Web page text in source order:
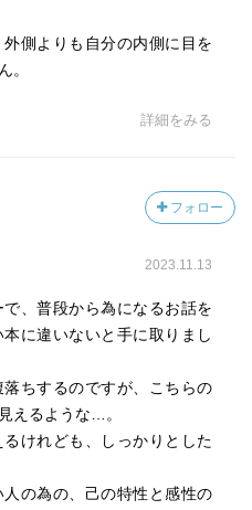
側よりも自分の内側に目を
。
詳細をみる
フォロー
2023.11.13
、普段から為になるお話を
に違いないと手に取りまし
ちするのですが、こちらの
えるような…。
けれども、しっかりとした
の為の、己の特性と感性の